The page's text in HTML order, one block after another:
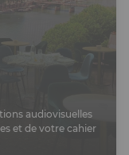
audiovisuelles
et de votre cahier